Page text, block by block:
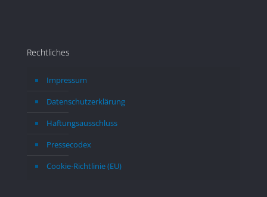
Rechtliches
Impressum
Datenschutzerklärung
Haftungsausschluss
Pressecodex
Cookie-Richtlinie (EU)